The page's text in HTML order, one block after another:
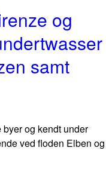
og
samt
og kendt under
ved floden Elben og